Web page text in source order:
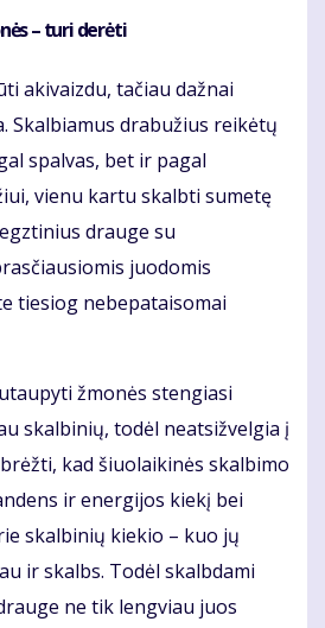
– turi derėti
akivaizdu, tačiau dažnai
Skalbiamus drabužius reikėtų
spalvas, bet ir pagal
vienu kartu skalbti sumetę
drauge su
juodomis
tiesiog nebepataisomai
žmonės stengiasi
skalbinių, todėl neatsižvelgia į
kad šiuolaikinės skalbimo
ir energijos kiekį bei
skalbinių kiekio – kuo jų
ir skalbs. Todėl skalbdami
ne tik lengviau juos